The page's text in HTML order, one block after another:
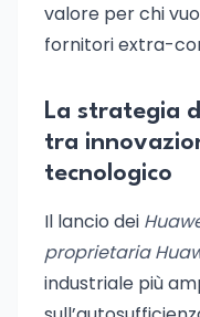
valore per chi
fornitori extra-
La strategia
tra
tecnologico
Il lancio dei
proprietaria
industriale più